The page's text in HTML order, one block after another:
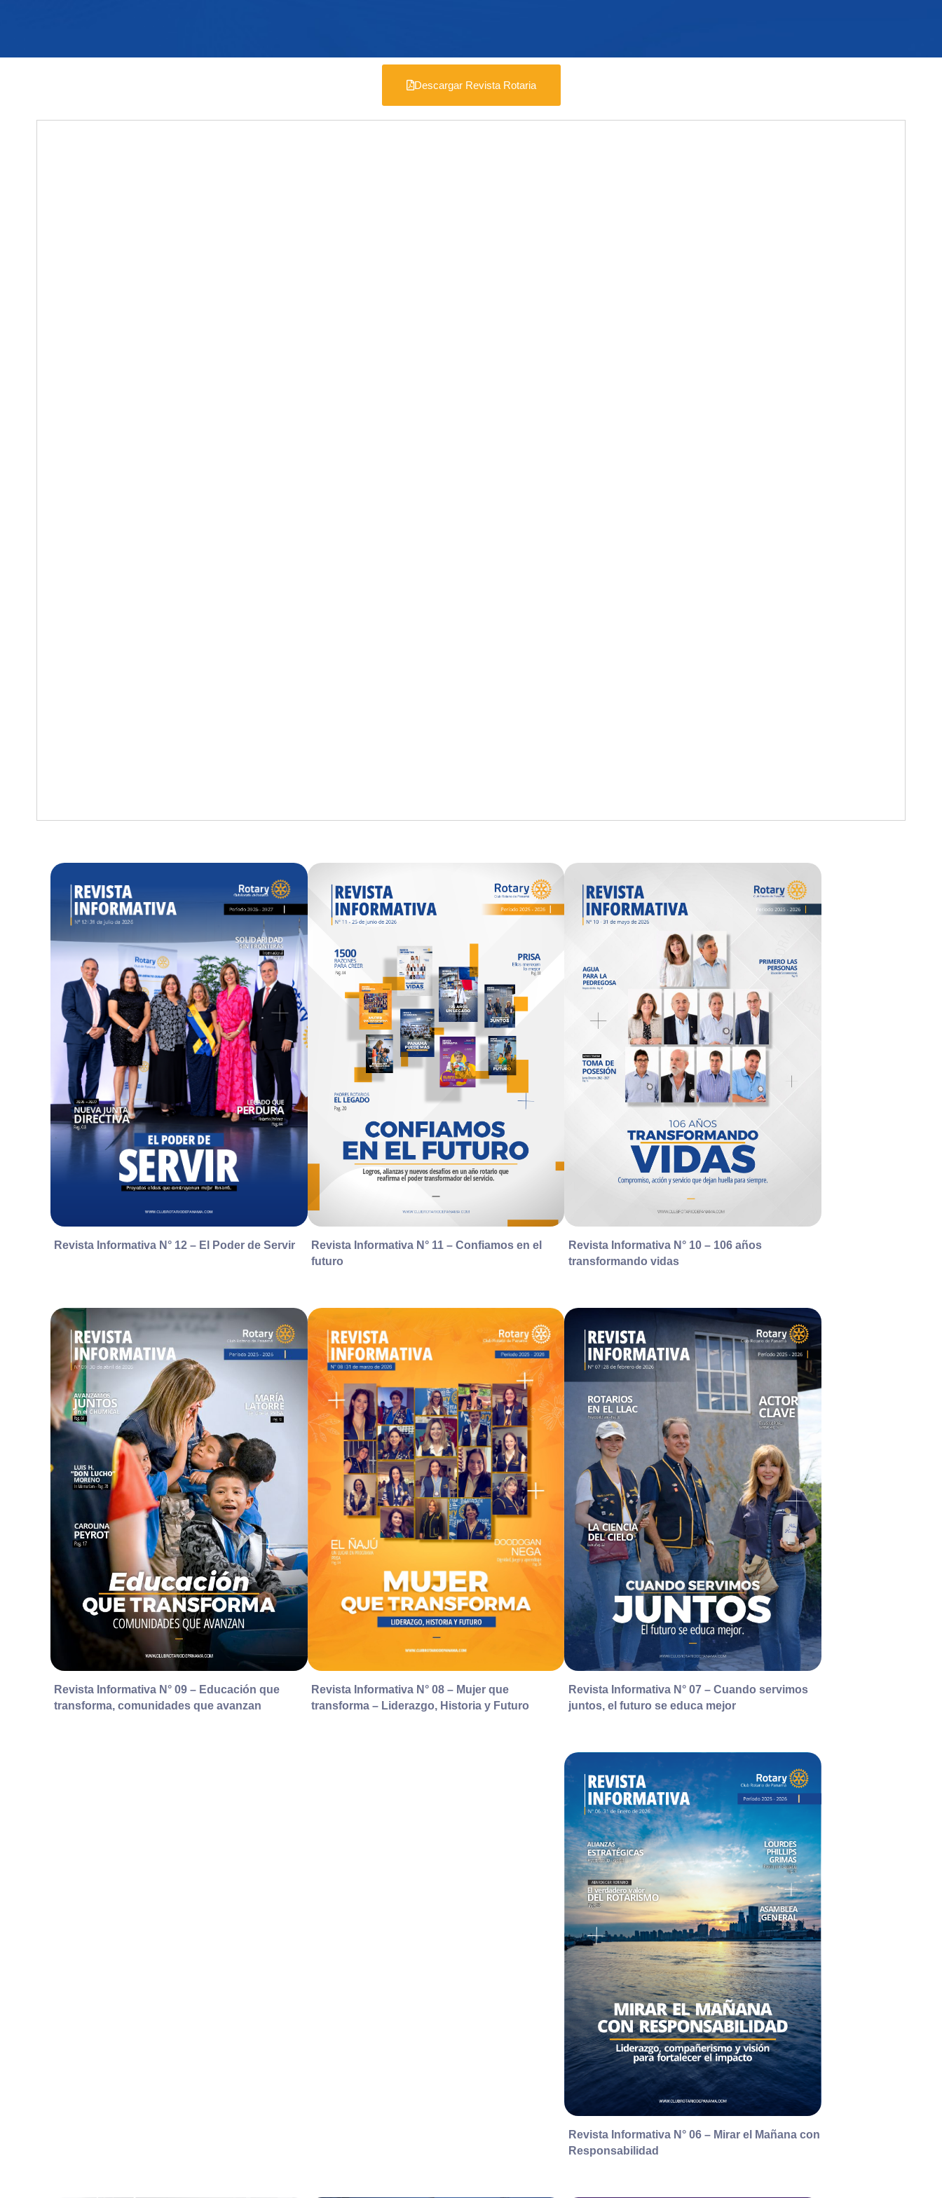
Descargar Revista Rotaria
Revista Informativa N° 12 – El Poder de Servir
Revista Informativa N° 11 – Confiamos en el
futuro
Revista Informativa N° 10 – 106 años
transformando vidas
Revista Informativa N° 09 – Educación que
transforma, comunidades que avanzan
Revista Informativa N° 08 – Mujer que
transforma – Liderazgo, Historia y Futuro
Revista Informativa N° 07 – Cuando servimos
juntos, el futuro se educa mejor
Revista Informativa N° 06 – Mirar el Mañana con
Responsabilidad